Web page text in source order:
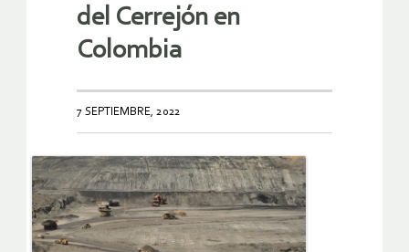
del Cerrejón en
Colombia
7 SEPTIEMBRE, 2022